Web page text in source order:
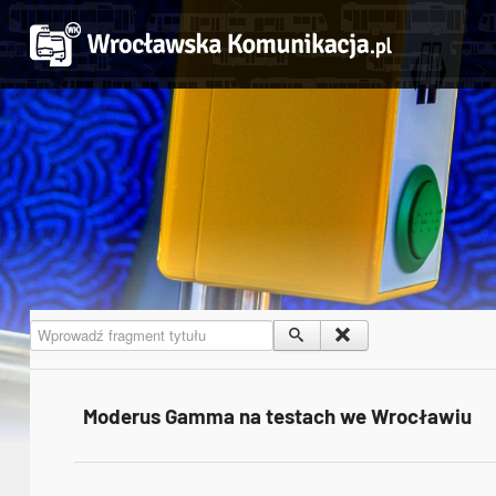
Wprowadź fragment tytułu
Moderus Gamma na testach we Wrocławiu